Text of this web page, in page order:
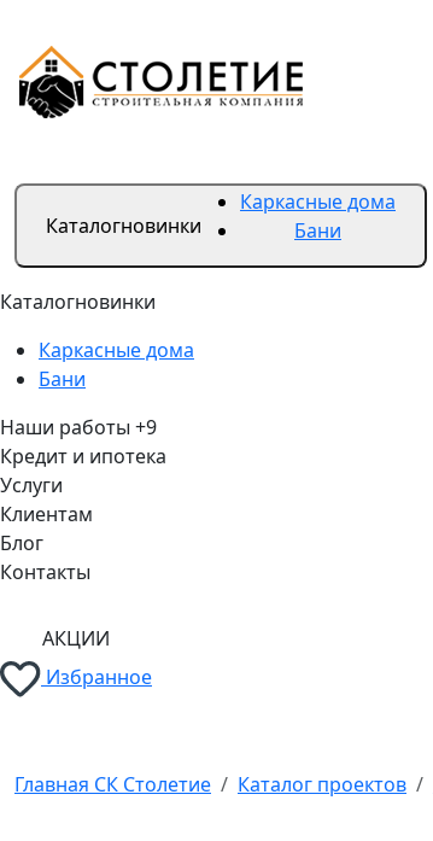
Каталогновинки
Каркасные дома
Бани
Каталогновинки
Каркасные дома
Бани
Наши работы +9
Кредит и ипотека
Услуги
Клиентам
Блог
Контакты
АКЦИИ
Избранное
Главная СК Столетие Каталог проектов